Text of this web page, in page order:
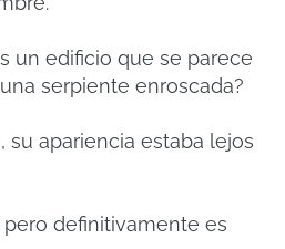
un edificio que se parece
serpiente enroscada?
su apariencia estaba lejos
pero definitivamente es